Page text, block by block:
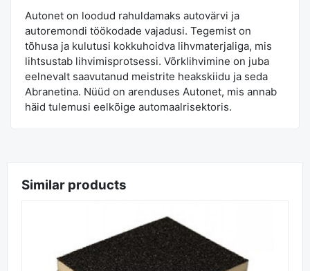
Autonet on loodud rahuldamaks autovärvi ja
autoremondi töökodade vajadusi. Tegemist on
tõhusa ja kulutusi kokkuhoidva lihvmaterjaliga, mis
lihtsustab lihvimisprotsessi. Võrklihvimine on juba
eelnevalt saavutanud meistrite heakskiidu ja seda
Abranetina. Nüüd on arenduses Autonet, mis annab
häid tulemusi eelkõige automaalrisektoris.
Similar products